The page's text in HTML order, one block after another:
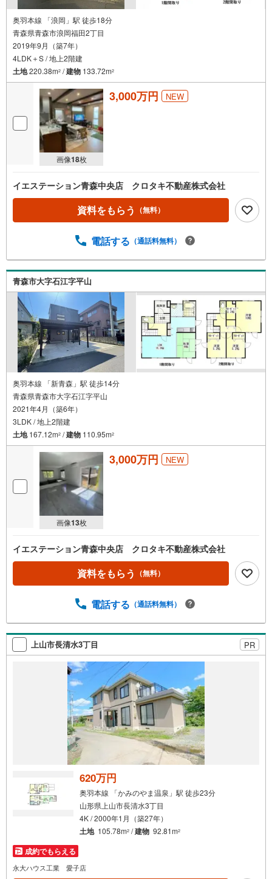
奥羽本線 「浪岡」駅 徒歩18分
青森県青森市浪岡福田2丁目
2019年9月（築7年）
4LDK＋S / 地上2階建
土地220.38m2 /建物 133.72m2
画像18枚
3,000万円 NEW
イエステーション青森中央店 クロタキ不動産株式会社
資料をもらう （無料）
電話する （通話料無料）
青森市大字石江字平山
奥羽本線 「新青森」駅 徒歩14分
青森県青森市大字石江字平山
2021年4月（築6年）
3LDK / 地上2階建
土地167.12m2 /建物 110.95m2
画像13枚
3,000万円 NEW
イエステーション青森中央店 クロタキ不動産株式会社
資料をもらう （無料）
電話する （通話料無料）
上山市長清水3丁目 PR
620万円
奥羽本線 「かみのやま温泉」駅 徒歩23分
山形県上山市長清水3丁目
4K / 2000年1月（築27年）
土地 105.78m2 /建物 92.81m2
成約でもらえる
永大ハウス工業 愛子店